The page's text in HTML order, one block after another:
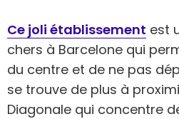
Ce joli établissement est
chers à Barcelone qui
du centre et de ne pas
se trouve de plus à
Diagonale qui concentre